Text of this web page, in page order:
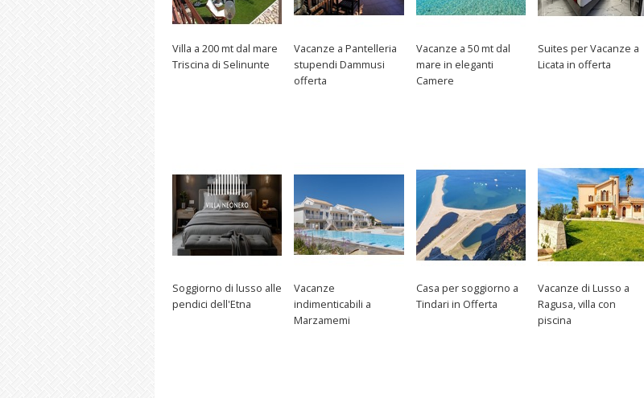
Villa a 200 mt dal mare
Triscina di Selinunte
Vacanze a Pantelleria
stupendi Dammusi
offerta
Vacanze a 50 mt dal
mare in eleganti
Camere
Suites per Vacanze a
Licata in offerta
Soggiorno di lusso alle
pendici dell'Etna
Vacanze
indimenticabili a
Marzamemi
Casa per soggiorno a
Tindari in Offerta
Vacanze di Lusso a
Ragusa, villa con
piscina